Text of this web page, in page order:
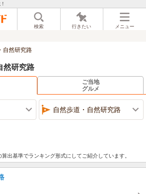
検索 行きたい メニュー
自然研究路
然研究路
ご当地
グルメ
自然歩道・自然研究路
出基準でランキング形式にしてご紹介しています。